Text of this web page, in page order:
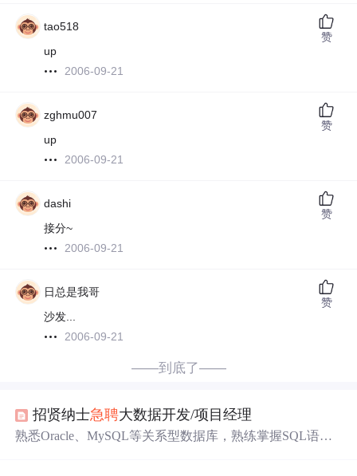
tao518
up
2006-09-21
赞
zghmu007
up
2006-09-21
赞
dashi
接分~
2006-09-21
赞
日总是我哥
沙发...
2006-09-21
赞
——到底了——
招贤纳士急聘大数据开发/项目经理
熟悉Oracle、MySQL等关系型数据库，熟练掌握SQL语